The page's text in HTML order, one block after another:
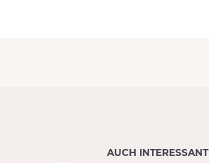
AUCH INTERESSANT